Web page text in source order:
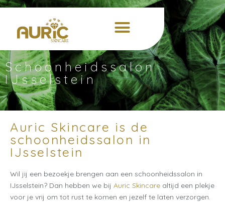
Schoonheidssalon
IJsselstein
Auric Skincare is de
schoonheidssalon in
IJsselstein
Wil jij een bezoekje brengen aan een schoonheidssalon in
IJsselstein? Dan hebben we bij Auric Skincare altijd een plekje
voor je vrij om tot rust te komen en jezelf te laten verzorgen.